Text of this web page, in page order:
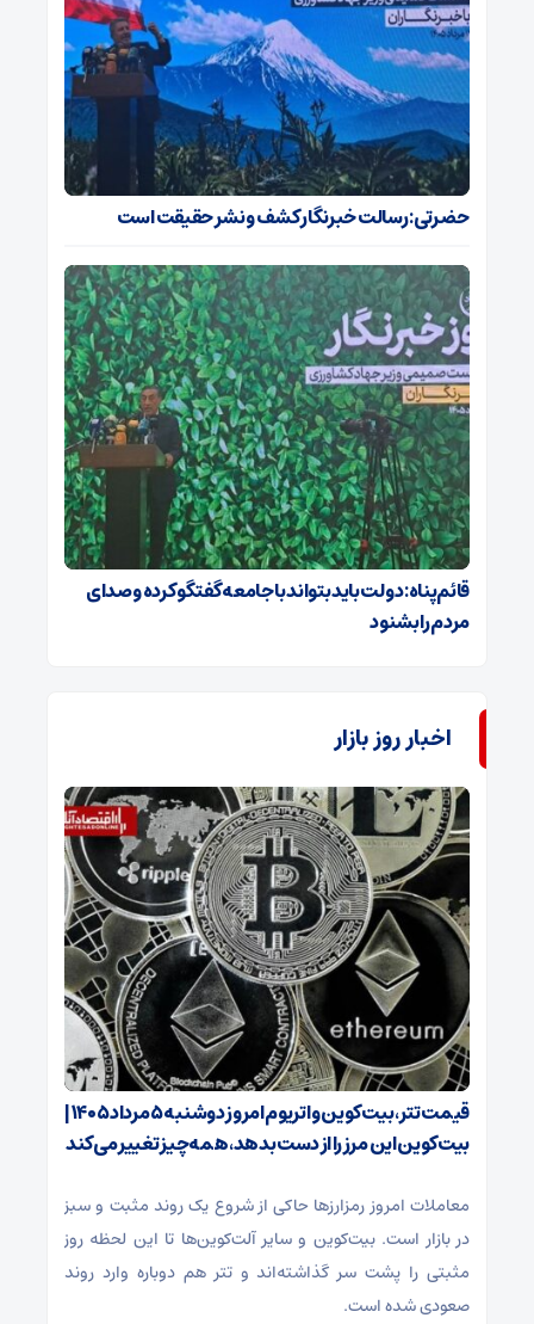
حضرتی: رسالت خبرنگار کشف و نشر حقیقت است
قائم‌پناه: دولت باید بتواند با جامعه گفتگو کرده و صدای
مردم را بشنود
اخبار روز بازار
قیمت تتر، بیت‌کوین و اتریوم امروز دوشنبه ۵ مرداد ۱۴۰۵ |
بیت‌کوین این مرز را از دست بدهد، همه‌چیز تغییر می‌کند
معاملات امروز رمزارز‌ها حاکی از شروع یک روند مثبت و سبز
در بازار است. بیت‌کوین و سایر آلت‌کوین‌ها تا این لحظه روز
مثبتی را پشت سر گذاشته‌اند و تتر هم دوباره وارد روند
صعودی شده است.